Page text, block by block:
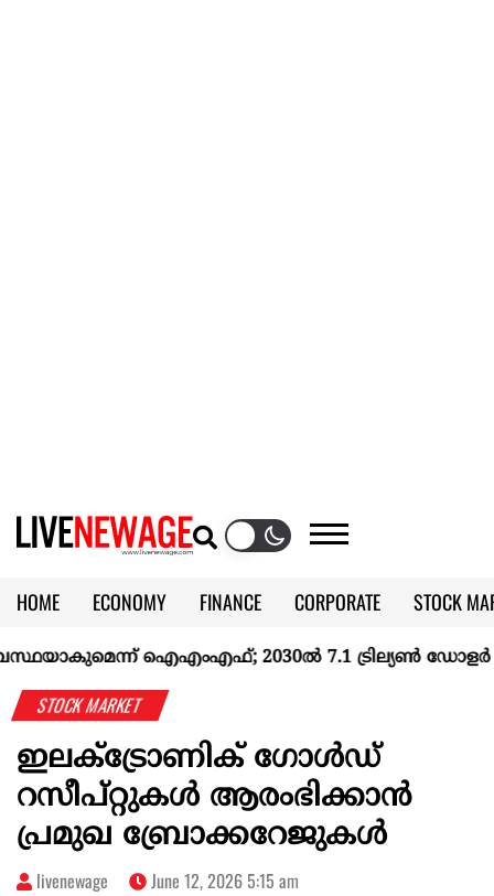
HOME ECONOMY FINANCE CORPORATE
STOCK
CALENDAR
KERALA @70
ഐഎംഎഫ്; 2030ല്‍ 7.1 ട്രില്യണ്‍ ഡോളര്‍
STOCK MARKET
ഇലക്ട്രോണിക് ഗോൾഡ്
റസീപ്റ്റുകള്‍ ആരംഭിക്കാന്‍
പ്രമുഖ ബ്രോക്കറേജുകൾ
livenewage June 12, 2026 5:15 am